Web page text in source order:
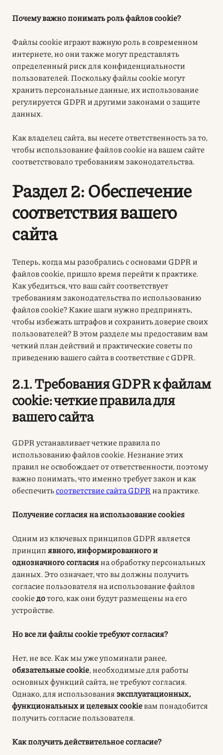
Почему важно понимать роль файлов cookie?
Файлы cookie играют важную роль в современном
интернете, но они также могут представлять
определенный риск для конфиденциальности
пользователей. Поскольку файлы cookie могут
хранить персональные данные, их использование
регулируется GDPR и другими законами о защите
данных.
Каквладелец сайта, вы несете ответственность за то,
чтобы использование файлов cookie на вашем сайте
соответствовало требованиям законодательства.
Раздел 2: Обеспечение
соответствия вашего
сайта
Теперь, когда мы разобрались с основами GDPR и
файлов cookie, пришло время перейти к практике.
Как убедиться, что ваш сайт соответствует
требованиям законодательства по использованию
файлов cookie? Какие шаги нужно предпринять,
чтобы избежать штрафов и сохранить доверие своих
пользователей? В этом разделе мы предоставим вам
четкий план действий и практические советы по
приведению вашего сайта в соответствие с GDPR.
2.1. Требования GDPR к файлам
cookie: четкие правила для
вашего сайта
GDPR устанавливает четкие правила по
использованию файлов cookie. Незнание этих
правил не освобождает от ответственности, поэтому
важно понимать, что именно требует закон и как
обеспечитьсоответствие сайта GDPR на практике.
Получение согласия на использование cookies
Одним из ключевых принципов GDPR является
принципявного, информированного и
однозначного согласияна обработку персональных
данных. Это означает, что вы должны получить
согласие пользователя на использование файлов
cookieдотого, как они будут размещены на его
устройстве.
Но все ли файлы cookie требуют согласия?
Нет, не все. Как мы уже упоминали ранее,
обязательные cookie, необходимые для работы
основных функций сайта, не требуют согласия.
Однако, для использования эксплуатационных,
функциональных и целевых cookieвам понадобится
получить согласие пользователя.
Как получить действительное согласие?